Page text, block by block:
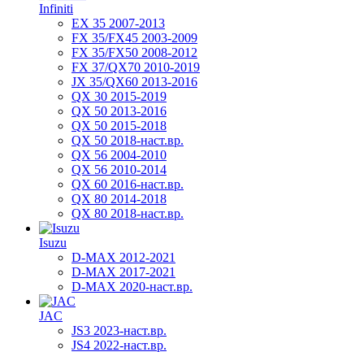
Infiniti
EX 35 2007-2013
FX 35/FX45 2003-2009
FX 35/FX50 2008-2012
FX 37/QX70 2010-2019
JX 35/QX60 2013-2016
QX 30 2015-2019
QX 50 2013-2016
QX 50 2015-2018
QX 50 2018-наст.вр.
QX 56 2004-2010
QX 56 2010-2014
QX 60 2016-наст.вр.
QX 80 2014-2018
QX 80 2018-наст.вр.
Isuzu
D-MAX 2012-2021
D-MAX 2017-2021
D-MAX 2020-наст.вр.
JAC
JS3 2023-наст.вр.
JS4 2022-наст.вр.